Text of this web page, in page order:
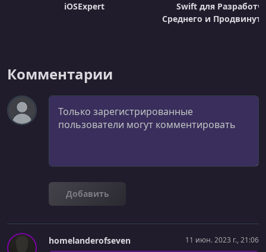
iOSExpert
Swift для
Среднего и
Комментарии
Комментарий
Добавить
homelanderofseven 11 июн. 2023 г., 21:06